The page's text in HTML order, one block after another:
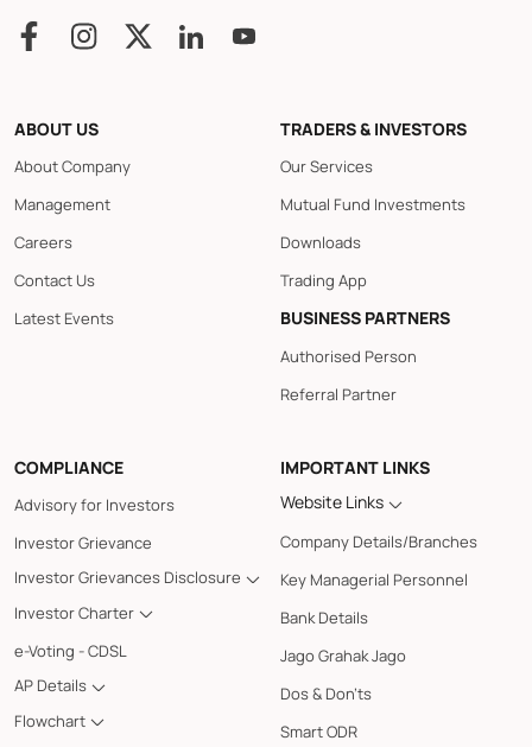
ABOUT US
About Company
Management
Careers
Contact Us
Latest Events
TRADERS & INVESTORS
Our Services
Mutual Fund Investments
Downloads
Trading App
BUSINESS PARTNERS
Authorised Person
Referral Partner
COMPLIANCE
Advisory for Investors
Investor Grievance
Investor Grievances Disclosure
Investor Charter
e-Voting - CDSL
AP Details
Flowchart
IMPORTANT LINKS
Website Links
Company Details/Branches
Key Managerial Personnel
Bank Details
Jago Grahak Jago
Dos & Don'ts
Smart ODR